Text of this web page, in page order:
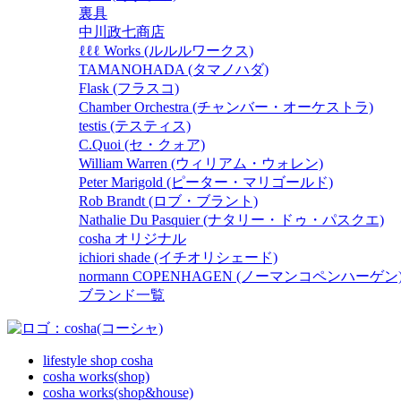
裏具
中川政七商店
ℓℓℓ Works (ルルルワークス)
TAMANOHADA (タマノハダ)
Flask (フラスコ)
Chamber Orchestra (チャンバー・オーケストラ)
testis (テスティス)
C.Quoi (セ・クォア)
William Warren (ウィリアム・ウォレン)
Peter Marigold (ピーター・マリゴールド)
Rob Brandt (ロブ・ブラント)
Nathalie Du Pasquier (ナタリー・ドゥ・パスクエ)
cosha オリジナル
ichiori shade (イチオリシェード)
normann COPENHAGEN (ノーマンコペンハーゲン
ブランド一覧
lifestyle shop cosha
cosha works(shop)
cosha works(shop&house)